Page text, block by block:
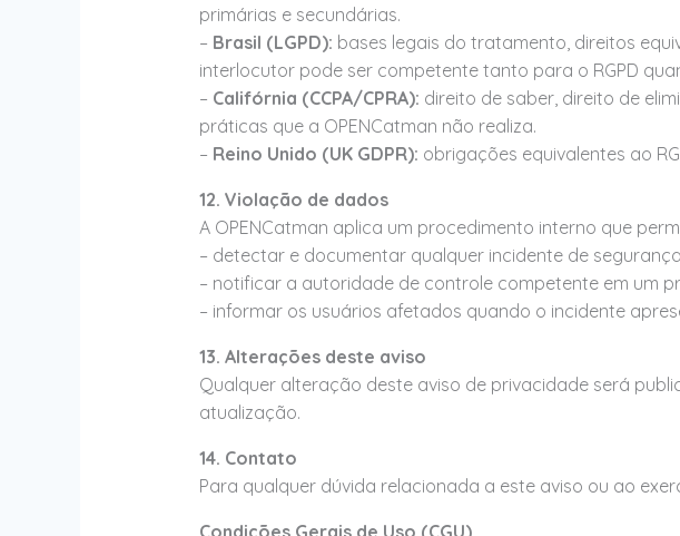
primárias e secundárias.
– Brasil (LGPD): bases legais do tratamento, direitos
interlocutor pode ser competente tanto para o RGPD
– Califórnia (CCPA/CPRA): direito de saber, direito de
práticas que a OPENCatman não realiza.
– Reino Unido (UK GDPR): obrigações equivalentes ao
12. Violação de dados
A OPENCatman aplica um procedimento interno que
– detectar e documentar qualquer incidente de
– notificar a autoridade de controle competente em um
– informar os usuários afetados quando o incidente
13. Alterações deste aviso
Qualquer alteração deste aviso de privacidade será
atualização.
14. Contato
Para qualquer dúvida relacionada a este aviso ou ao